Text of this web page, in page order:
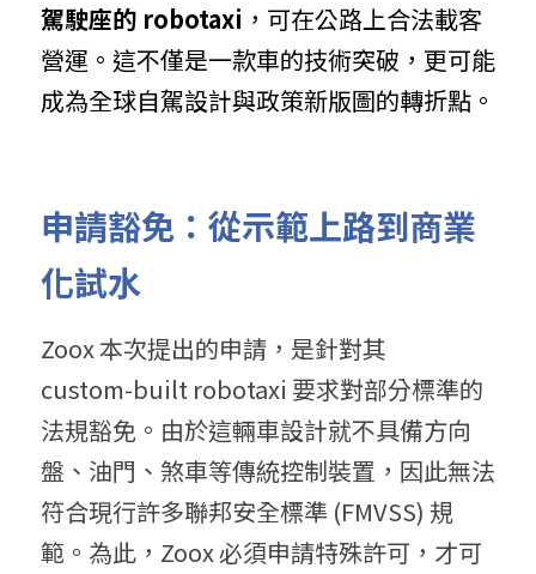
駕駛座的 robotaxi ，可在公路上合法載客
營運。這不僅是一款車的技術突破，更可能
成為全球自駕設計與政策新版圖的轉折點。
申請豁免：從示範上路到商業
化試水
Zoox 本次提出的申請，是針對其
custom‑built robotaxi 要求對部分標準的
法規豁免。由於這輛車設計就不具備方向
盤、油門、煞車等傳統控制裝置，因此無法
符合現行許多聯邦安全標準 (FMVSS) 規
範。為此，Zoox 必須申請特殊許可，才可